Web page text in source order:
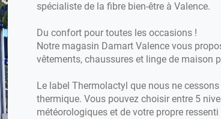
spécialiste de la fibre bien-être à Valence.
Du confort pour toutes les occasions !
Notre magasin Damart Valence vous
vêtements, chaussures et linge de maison
Le label Thermolactyl que nous ne
thermique. Vous pouvez choisir entre 5
météorologiques et de votre propre